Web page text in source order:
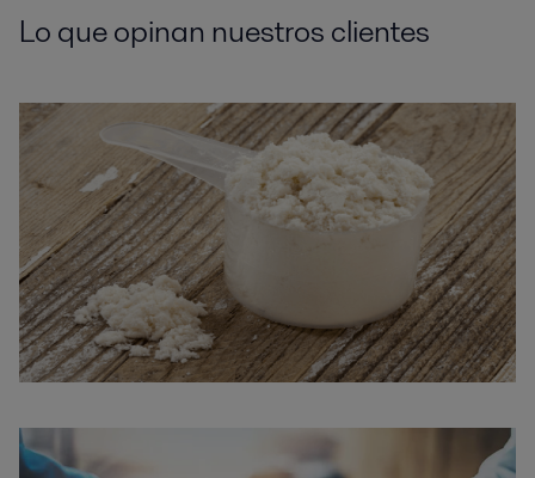
Lo que opinan nuestros clientes